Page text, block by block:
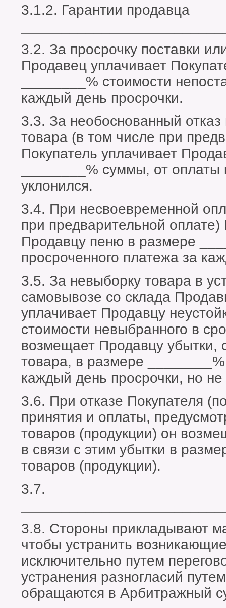
3.1.2. Гарантии продавца
3.2. За просрочку поставки
Продавец уплачивает
________% стоимости
каждый день просрочки.
3.3. За необоснованный
товара (в том числе при
Покупатель уплачивает
________% суммы, от оплаты
уклонился.
3.4. При несвоевременной
при предварительной оплате)
Продавцу пеню в размере
просроченного платежа за
3.5. За невыборку товара в
самовывозе со склада
уплачивает Продавцу
стоимости невыбранного в
возмещает Продавцу убытки,
товара, в размере
каждый день просрочки, но
3.6. При отказе Покупателя
принятия и оплаты,
товаров (продукции) он
в связи с этим убытки в
товаров (продукции).
3.7.
3.8. Стороны прикладывают
чтобы устранить
исключительно путем
устранения разногласий
обращаются в Арбитражный